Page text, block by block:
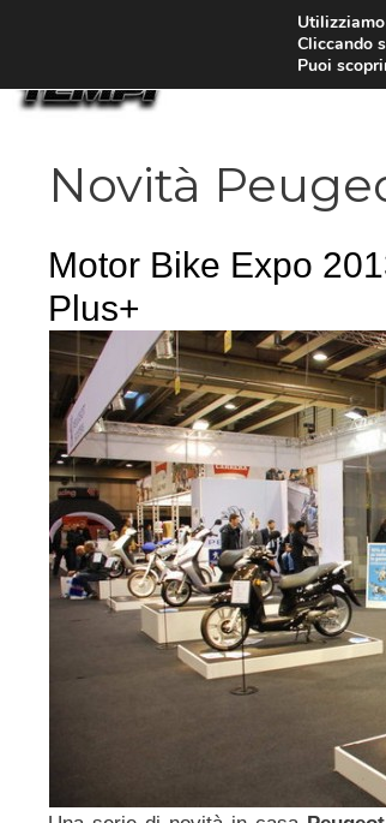
Novità
Motor Bike Expo
Plus+
Cliccando
Puoi